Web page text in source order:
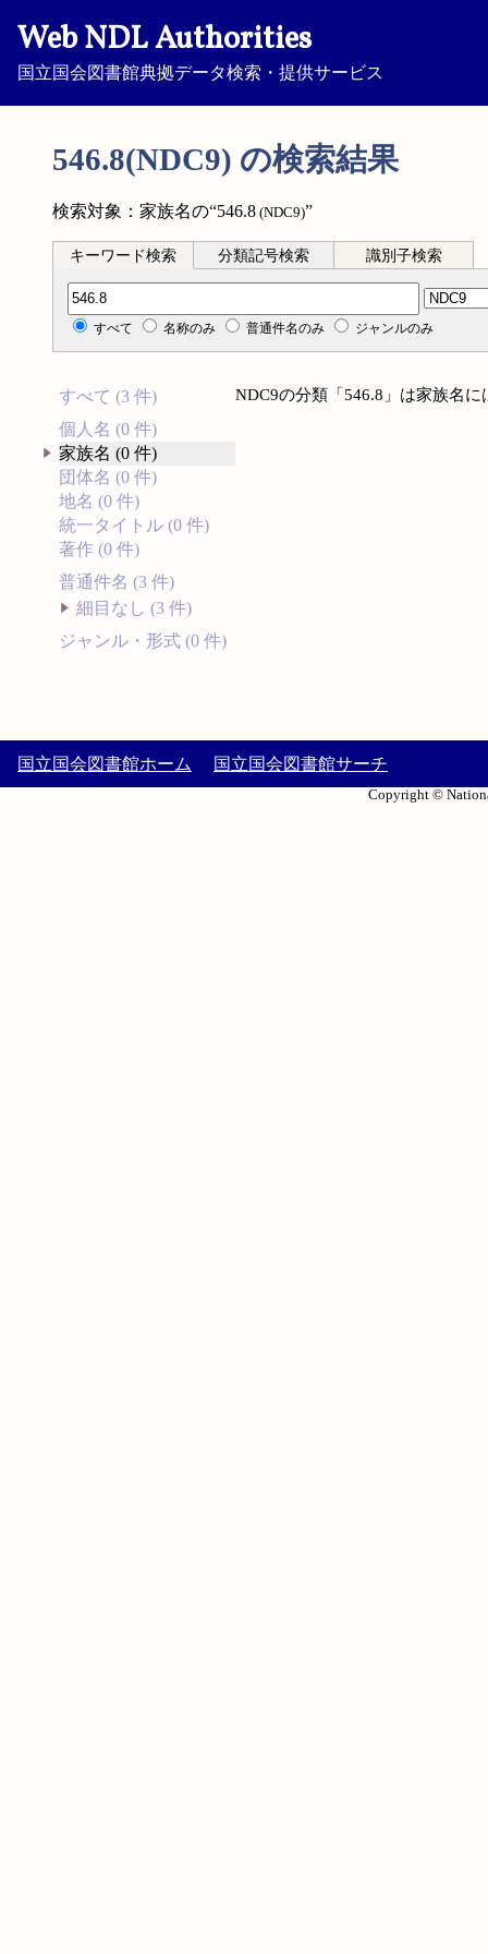
Web NDL Authorities
国立国会図書館典拠データ検索・提供サービス
546.8(NDC9) の検索結果
検索対象：家族名の“546.8 (NDC9)”
キーワード検索 分類記号検索 識別子検索
分類記号検索
すべて 名称のみ 普通件名のみ ジャンルのみ
すべて (3 件)
個人名 (0 件)
家族名 (0 件)
団体名 (0 件)
地名 (0 件)
統一タイトル (0 件)
著作 (0 件)
普通件名 (3 件)
細目なし (3 件)
ジャンル・形式 (0 件)
NDC9の分類「546.8」は家族名
国立国会図書館ホーム 国立国会図書館サーチ
Copyright ©